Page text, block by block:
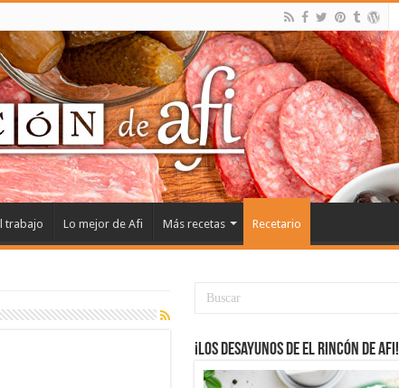
trabajo Lo mejor de Afi Más recetas Recetario
¡Los desayunos de El Rincón de Afi!